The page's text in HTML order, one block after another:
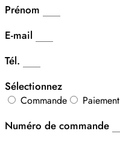
Prénom
E-mail
Tél.
Sélectionnez
Commande Paiement
Numéro de commande